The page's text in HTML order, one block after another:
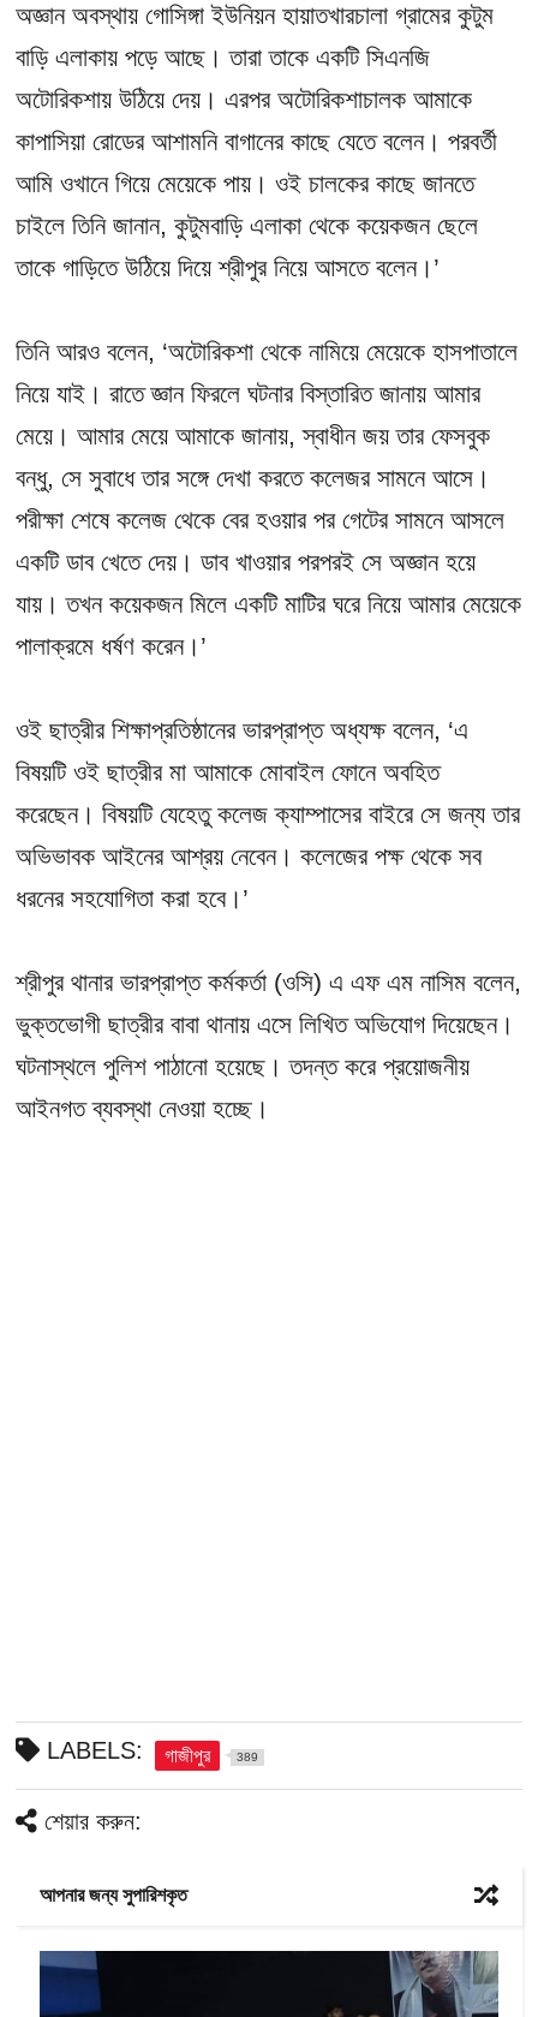
অজ্ঞান অবস্থায় গোসিঙ্গা ইউনিয়ন হায়াতখারচালা গ্রামের কুটুম
বাড়ি এলাকায় পড়ে আছে। তারা তাকে একটি সিএনজি
অটোরিকশায় উঠিয়ে দেয়। এরপর অটোরিকশাচালক আমাকে
কাপাসিয়া রোডের আশামনি বাগানের কাছে যেতে বলেন। পরবর্তী
আমি ওখানে গিয়ে মেয়েকে পায়। ওই চালকের কাছে জানতে
চাইলে তিনি জানান, কুটুমবাড়ি এলাকা থেকে কয়েকজন ছেলে
তাকে গাড়িতে উঠিয়ে দিয়ে শ্রীপুর নিয়ে আসতে বলেন।’
তিনি আরও বলেন, ‘অটোরিকশা থেকে নামিয়ে মেয়েকে হাসপাতালে
নিয়ে যাই। রাতে জ্ঞান ফিরলে ঘটনার বিস্তারিত জানায় আমার
মেয়ে। আমার মেয়ে আমাকে জানায়, স্বাধীন জয় তার ফেসবুক
বন্ধু, সে সুবাধে তার সঙ্গে দেখা করতে কলেজর সামনে আসে।
পরীক্ষা শেষে কলেজ থেকে বের হওয়ার পর গেটের সামনে আসলে
একটি ডাব খেতে দেয়। ডাব খাওয়ার পরপরই সে অজ্ঞান হয়ে
যায়। তখন কয়েকজন মিলে একটি মাটির ঘরে নিয়ে আমার মেয়েকে
পালাক্রমে ধর্ষণ করেন।’
ওই ছাত্রীর শিক্ষাপ্রতিষ্ঠানের ভারপ্রাপ্ত অধ্যক্ষ বলেন, ‘এ
বিষয়টি ওই ছাত্রীর মা আমাকে মোবাইল ফোনে অবহিত
করেছেন। বিষয়টি যেহেতু কলেজ ক্যাম্পাসের বাইরে সে জন্য তার
অভিভাবক আইনের আশ্রয় নেবেন। কলেজের পক্ষ থেকে সব
ধরনের সহযোগিতা করা হবে।’
শ্রীপুর থানার ভারপ্রাপ্ত কর্মকর্তা (ওসি) এ এফ এম নাসিম বলেন,
ভুক্তভোগী ছাত্রীর বাবা থানায় এসে লিখিত অভিযোগ দিয়েছেন।
ঘটনাস্থলে পুলিশ পাঠানো হয়েছে। তদন্ত করে প্রয়োজনীয়
আইনগত ব্যবস্থা নেওয়া হচ্ছে।
LABELS: গাজীপুর 389
শেয়ার করুন:
আপনার জন্য সুপারিশকৃত